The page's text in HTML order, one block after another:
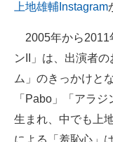
上地雄輔Instagram
2005年から2011
ンII」は、出演者
ム」のきっかけと
「Pabo」「アラ
生まれ、中でも上